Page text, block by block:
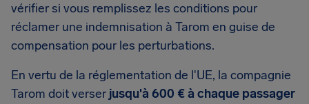
vérifier si vous remplissez les conditions pour
réclamer une indemnisation à Tarom en guise de
compensation pour les perturbations.
En vertu de la réglementation de l'UE, la compagnie
Tarom doit verser jusqu'à 600 € à chaque passager